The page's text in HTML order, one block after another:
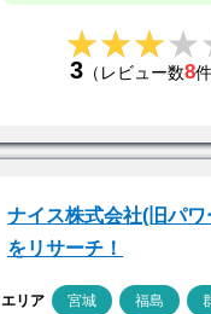
3 （レビュー数8件
ナイス株式会社(旧パ
をリサーチ！
エリア 宮城 福島